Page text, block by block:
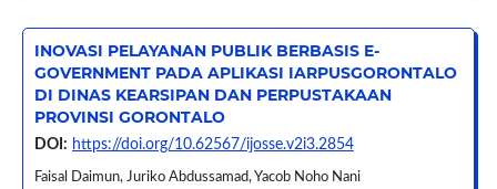
INOVASI PELAYANAN PUBLIK BERBASIS E-
GOVERNMENT PADA APLIKASI IARPUSGORONTALO
DI DINAS KEARSIPAN DAN PERPUSTAKAAN
PROVINSI GORONTALO
DOI: https://doi.org/10.62567/ijosse.v2i3.2854
Faisal Daimun, Juriko Abdussamad, Yacob Noho Nani